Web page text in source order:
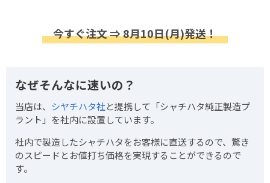
今すぐ注文 ⇒ 8月10日(月)発送！
なぜそんなに速いの？
当店は、 シヤチハタ社と提携して「シャチハタ純正製造プ
ラント」を社内に設置しています。
社内で製造したシャチハタをお客様に直送するので、驚き
のスピードとお値打ち価格を実現することができるので
す。